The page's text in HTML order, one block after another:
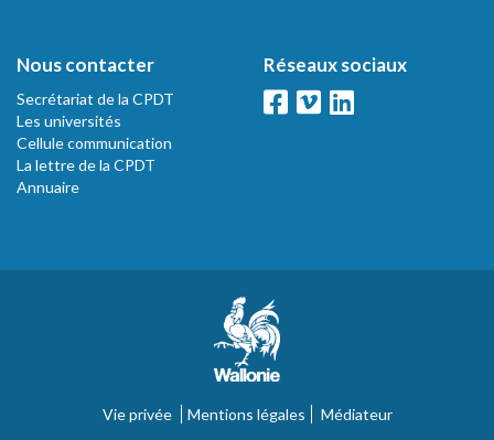
Nous contacter
Secrétariat de la CPDT
Les universités
Cellule communication
La lettre de la CPDT
Annuaire
Réseaux sociaux
Vie privée Mentions légales Médiateur